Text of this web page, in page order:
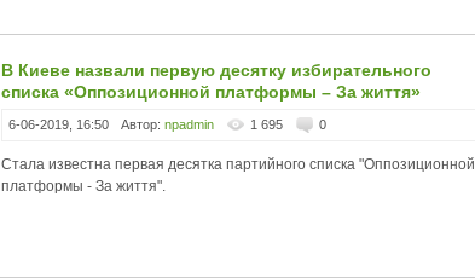
В Киеве назвали первую десятку избирательного
списка «Оппозиционной платформы – За життя»
6-06-2019, 16:50 Автор: npadmin 1 695 0
Стала известна первая десятка партийного списка "Оппозиционной
платформы - За життя".